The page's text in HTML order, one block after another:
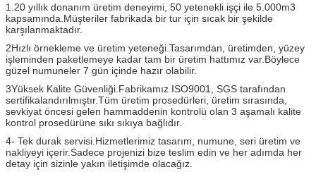
1.20 yıllık donanım üretim deneyimi, 50 yetenekli işçi ile 5.000m3
kapsamında. Müşteriler fabrikada bir tur için sıcak bir şekilde
karşılanmaktadır.
2Hızlı örnekleme ve üretim yeteneği. Tasarımdan, üretimden, yüzey
işleminden paketlemeye kadar tam bir üretim hattımız var. Böylece
güzel numuneler 7 gün içinde hazır olabilir.
3Yüksek Kalite Güvenliği. Fabrikamız ISO9001, SGS tarafından
sertifikalandırılmıştır.Tüm üretim prosedürleri, üretim sırasında,
sevkiyat öncesi gelen hammaddenin kontrolü olan 3 aşamalı kalite
kontrol prosedürüne sıkı sıkıya bağlıdır.
4- Tek durak servisi. Hizmetlerimiz tasarım, numune, seri üretim ve
nakliyeyi içerir.Sadece projenizi bize teslim edin ve her adımda her
detay için sizinle yakın iletişimde olacağız.